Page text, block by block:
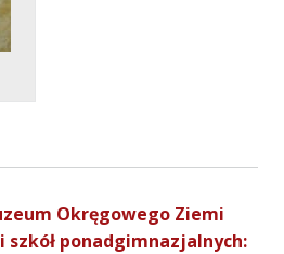
Okręgowego Ziemi
ponadgimnazjalnych: